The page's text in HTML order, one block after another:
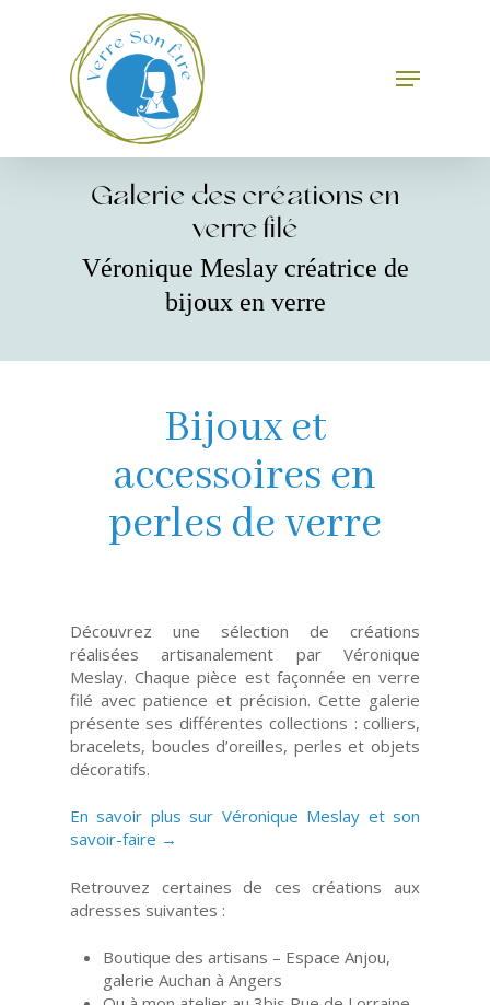
Menu
Galerie des créations en
verre filé
Véronique Meslay créatrice de
bijoux en verre
Bijoux et
accessoires en
perles de verre
Découvrez une sélection de créations
réalisées artisanalement par Véronique
Meslay. Chaque pièce est façonnée en verre
filé avec patience et précision. Cette galerie
présente ses différentes collections : colliers,
bracelets, boucles d’oreilles, perles et objets
décoratifs.
En savoir plus sur Véronique Meslay et son
savoir-faire →
Retrouvez certaines de ces créations aux
adresses suivantes :
Boutique des artisans – Espace Anjou,
galerie Auchan à Angers